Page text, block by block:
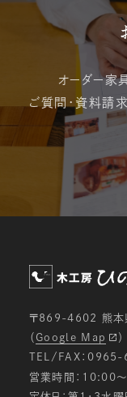
オーダー家
ご質問・資料請
〒869-4602 熊本
（ Google Map
）
TEL/FAX：
営業時間：10:00